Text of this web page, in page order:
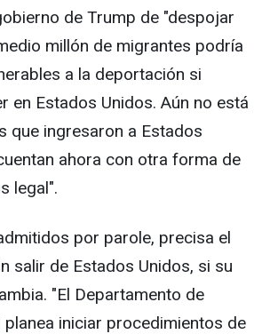
de Trump de "despojar
millón de migrantes podría
a la deportación si
en Estados Unidos. Aún no está
que ingresaron a Estados
ahora con otra forma de
legal".
por parole, precisa el
salir de Estados Unidos, si su
"El Departamento de
planea iniciar procedimientos de